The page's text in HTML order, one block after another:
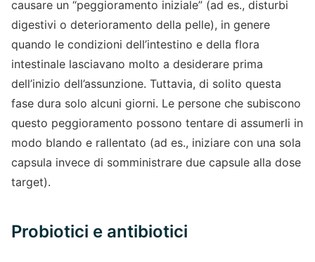
causare un “peggioramento iniziale” (ad es., disturbi
digestivi o deterioramento della pelle), in genere
quando le condizioni dell’intestino e della flora
intestinale lasciavano molto a desiderare prima
dell’inizio dell’assunzione. Tuttavia, di solito questa
fase dura solo alcuni giorni. Le persone che subiscono
questo peggioramento possono tentare di assumerli in
modo blando e rallentato (ad es., iniziare con una sola
capsula invece di somministrare due capsule alla dose
target).
Probiotici e antibiotici